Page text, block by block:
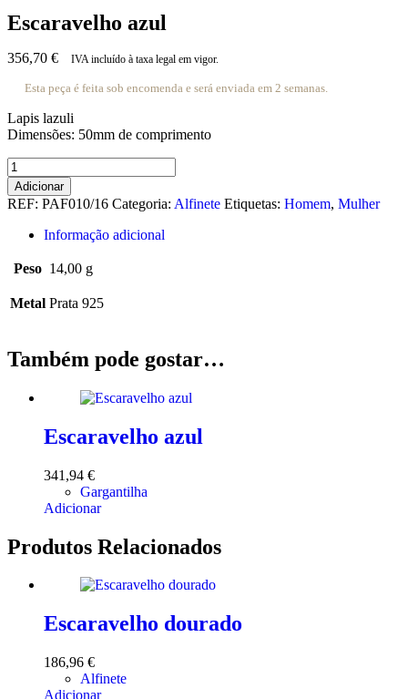
Escaravelho azul
356,70 € IVA incluído à taxa legal em vigor.
Esta peça é feita sob encomenda e será enviada em 2 semanas.
Lapis lazuli
Dimensões: 50mm de comprimento
Quantidade
de
Escaravelho
azul
Adicionar
REF: PAF010/16 Categoria: Alfinete Etiquetas: Homem, Mulher
Informação adicional
Peso 14,00 g
Metal Prata 925
Também pode gostar…
Escaravelho azul
341,94 €
Gargantilha
Adicionar
Produtos Relacionados
Escaravelho dourado
186,96 €
Alfinete
Adicionar